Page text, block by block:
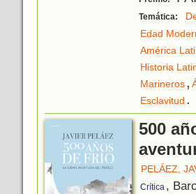
Temática:
Edad
América
Historia
Marineros,
Esclavitud .
500
PELÁEZ,
Crítica ,